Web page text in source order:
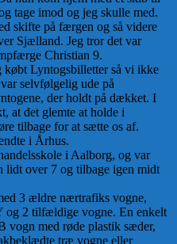
tage imod og jeg skulle med.
skifte på færgen og så videre
Sjælland. Jeg tror det var
Christian 9.
købt Lyntogsbilletter så vi ikke
selvfølgelig ude på
der holdt på dækket. I
at det glemte at holde i
tilbage for at sætte os af.
i Århus.
i Aalborg, og var
lidt over 7 og tilbage igen midt
3 ældre nærtrafiks vogne,
og 2 tilfældige vogne. En enkelt
vogn med røde plastik sæder,
træ vogne eller